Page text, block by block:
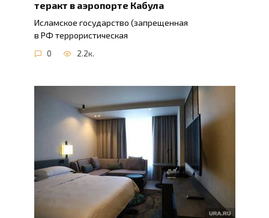
теракт в аэропорте Кабула
Исламское государство (запрещенная
в РФ террористическая
0 2.2к.